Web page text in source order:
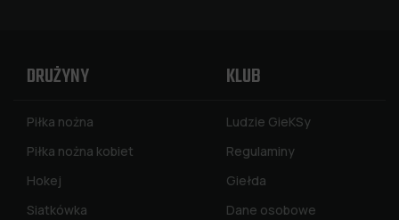
DRUŻYNY
Piłka nożna
Piłka nożna kobiet
Hokej
Siatkówka
KLUB
Ludzie GieKSy
Regulaminy
Giełda
Dane osobowe